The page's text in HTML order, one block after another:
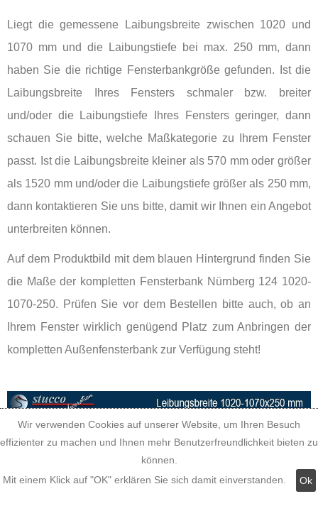
Liegt die gemessene Laibungsbreite zwischen 1020 und
1070 mm und die Laibungstiefe bei max. 250 mm, dann
haben Sie die richtige Fensterbankgröße gefunden. Ist die
Laibungsbreite Ihres Fensters schmaler bzw. breiter
und/oder die Laibungstiefe Ihres Fensters geringer, dann
schauen Sie bitte, welche Maßkategorie zu Ihrem Fenster
passt. Ist die Laibungsbreite kleiner als 570 mm oder größer
als 1520 mm und/oder die Laibungstiefe größer als 250 mm,
dann kontaktieren Sie uns bitte, damit wir Ihnen ein Angebot
unterbreiten können.
Auf dem Produktbild mit dem blauen Hintergrund finden Sie
die Maße der kompletten Fensterbank Nürnberg 124 1020-
1070-250. Prüfen Sie vor dem Bestellen bitte auch, ob an
Ihrem Fenster wirklich genügend Platz zum Anbringen der
kompletten Außenfensterbank zur Verfügung steht!
Wir verwenden Cookies auf unserer Website, um Ihren Besuch
effizienter zu machen und Ihnen mehr Benutzerfreundlichkeit bieten zu
können.
Mit einem Klick auf "OK" erklären Sie sich damit einverstanden.
Ok